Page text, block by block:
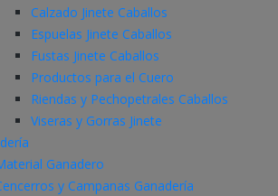
Calzado Jinete Caballos
Espuelas Jinete Caballos
Fustas Jinete Caballos
Productos para el Cuero
Riendas y Pechopetrales Caballos
Viseras y Gorras Jinete
Ganadero
y Campanas Ganadería